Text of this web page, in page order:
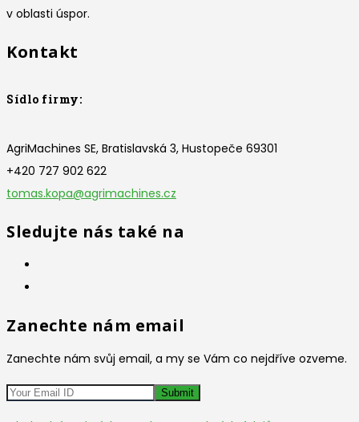
v oblasti úspor.
Kontakt
Sídlo firmy:
AgriMachines SE, Bratislavská 3, Hustopeče 69301
+420 727 902 622
tomas.kopa@agrimachines.cz
Sledujte nás také na
Zanechte nám email
Zanechte nám svůj email, a my se Vám co nejdříve ozveme.